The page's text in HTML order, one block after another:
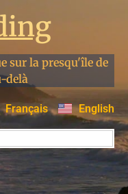
sur la presqu'île de
delà
Français English